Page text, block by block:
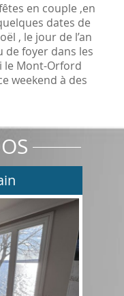
en couple ,en
dates de
, le jour de l’an
de foyer dans les
le Mont-Orford
weekend à des